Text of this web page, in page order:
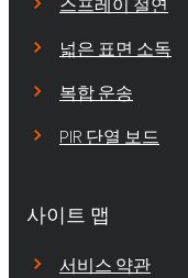
넓은 표면 소독
복합 운송
PIR 단열 보드
사이트 맵
서비스 약관